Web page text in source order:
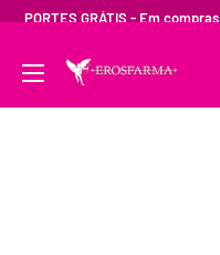
PORTES GRÁTIS - Em